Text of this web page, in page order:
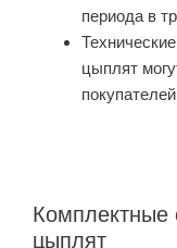
периода в
цыплят
Комплектные
цыплят